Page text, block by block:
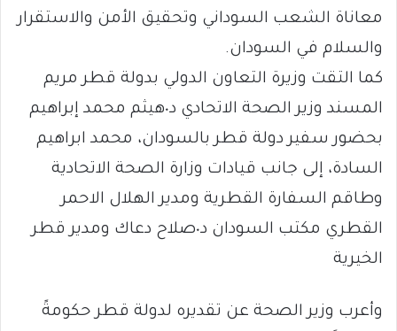
معاناة الشعب السوداني وتحقيق الأمن والاستقرار
والسلام في السودان.
كما التقت وزيرة التعاون الدولي بدولة قطر مريم
المسند وزير الصحة الاتحادي د٠هيثم محمد إبراهيم
بحضور سفير دولة قطر بالسودان، محمد ابراهيم
السادة، إلى جانب قيادات وزارة الصحة الاتحادية
وطاقم السفارة القطرية ومدير الهلال الاحمر
القطري مكتب السودان د٠صلاح دعاك ومدير قطر
الخيرية
وأعرب وزير الصحة عن تقديره لدولة قطر حكومةً